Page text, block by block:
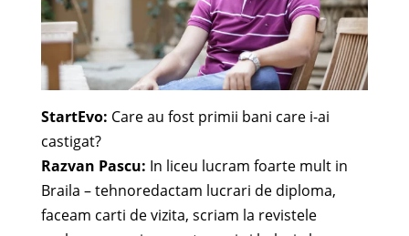
StartEvo: Care au fost primii bani care i-ai
castigat?
Razvan Pascu: In liceu lucram foarte mult in
Braila – tehnoredactam lucrari de diploma,
faceam carti de vizita, scriam la revistele